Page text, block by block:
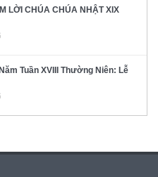
LỜI CHÚA CHÚA NHẬT XIX
Tuần XVIII Thường Niên: Lễ